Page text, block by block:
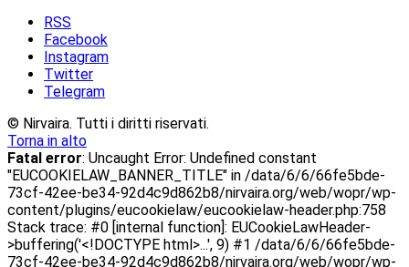
RSS
Facebook
Instagram
Twitter
Telegram
© Nirvaira. Tutti i diritti riservati.
Torna in alto
Fatal error: Uncaught Error: Undefined constant
"EUCOOKIELAW_BANNER_TITLE" in /data/6/6/66fe5bde-
73cf-42ee-be34-92d4c9d862b8/nirvaira.org/web/wopr/wp-
content/plugins/eucookielaw/eucookielaw-header.php:758
Stack trace: #0 [internal function]: EUCookieLawHeader-
>buffering('<!DOCTYPE html>...', 9) #1 /data/6/6/66fe5bde-
73cf-42ee-be34-92d4c9d862b8/nirvaira.org/web/wopr/wp-